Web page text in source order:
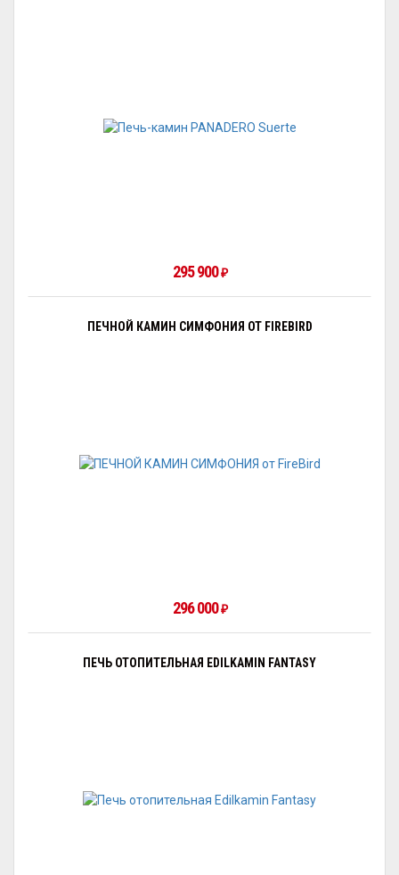
295 900 ₽
ПЕЧНОЙ КАМИН СИМФОНИЯ ОТ FIREBIRD
296 000 ₽
ПЕЧЬ ОТОПИТЕЛЬНАЯ EDILKAMIN FANTASY